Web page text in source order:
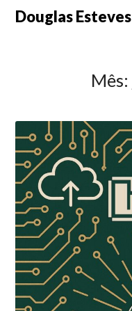
SkipDouglas Esteves
Mês: